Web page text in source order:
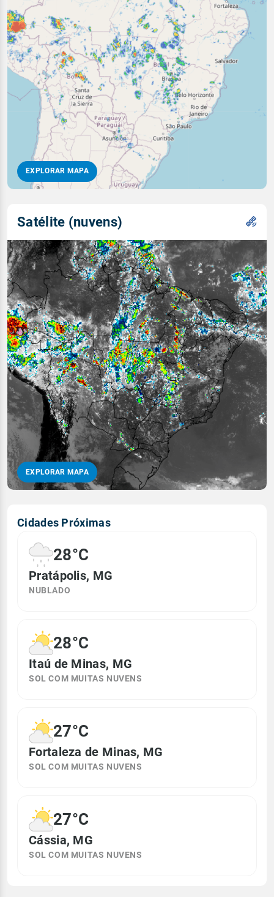
EXPLORAR MAPA
Satélite (nuvens)
EXPLORAR MAPA
Cidades Próximas
28°C
Pratápolis, MG
NUBLADO
28°C
Itaú de Minas, MG
SOL COM MUITAS NUVENS
27°C
Fortaleza de Minas, MG
SOL COM MUITAS NUVENS
27°C
Cássia, MG
SOL COM MUITAS NUVENS